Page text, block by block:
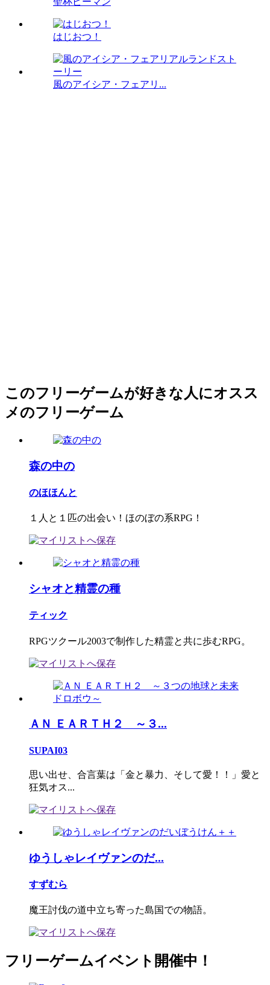
はじおつ！
風のアイシア・フェアリ...
このフリーゲームが好きな人にオスス
メのフリーゲーム
森の中の
のほほんと
１人と１匹の出会い！ほのぼの系RPG！
シャオと精霊の種
ティック
RPGツクール2003で制作した精霊と共に歩むRPG。
ＡＮ ＥＡＲＴＨ２ ～３...
SUPAI03
思い出せ、合言葉は「金と暴力、そして愛！！」愛と
狂気オス...
ゆうしゃレイヴァンのだ...
すずむら
魔王討伐の道中立ち寄った島国での物語。
フリーゲームイベント開催中！